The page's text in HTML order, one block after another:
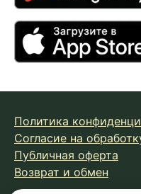
Политика
Согласие на
Публичная оферта
Возврат и обмен